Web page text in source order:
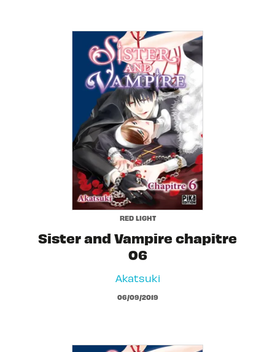
RED LIGHT
Sister and Vampire chapitre
06
Akatsuki
06/09/2019